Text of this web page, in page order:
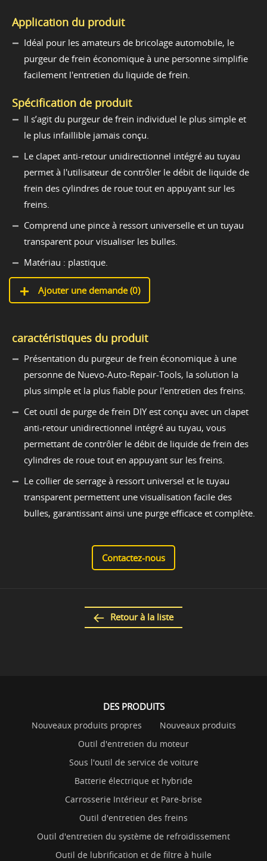
Application du produit
Idéal pour les amateurs de bricolage automobile, le
purgeur de frein économique à une personne simplifie
facilement l'entretien du liquide de frein.
Spécification de produit
Il s’agit du purgeur de frein individuel le plus simple et
le plus infaillible jamais conçu.
Le clapet anti-retour unidirectionnel intégré au tuyau
permet à l'utilisateur de contrôler le débit de liquide de
frein des cylindres de roue tout en appuyant sur les
freins.
Comprend une pince à ressort universelle et un tuyau
transparent pour visualiser les bulles.
Matériau : plastique.
Ajouter une demande (0)
caractéristiques du produit
Présentation du purgeur de frein économique à une
personne de Nuevo-Auto-Repair-Tools, la solution la
plus simple et la plus fiable pour l'entretien des freins.
Cet outil de purge de frein DIY est conçu avec un clapet
anti-retour unidirectionnel intégré au tuyau, vous
permettant de contrôler le débit de liquide de frein des
cylindres de roue tout en appuyant sur les freins.
Le collier de serrage à ressort universel et le tuyau
transparent permettent une visualisation facile des
bulles, garantissant ainsi une purge efficace et complète.
Contactez-nous
Retour à la liste
DES PRODUITS
Nouveaux produits propres
Nouveaux produits
Outil d'entretien du moteur
Sous l'outil de service de voiture
Batterie électrique et hybride
Carrosserie Intérieur et Pare-brise
Outil d'entretien des freins
Outil d'entretien du système de refroidissement
Outil de lubrification et de filtre à huile